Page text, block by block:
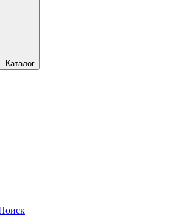
Каталог